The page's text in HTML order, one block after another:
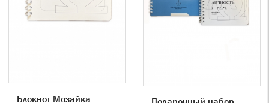
Блокнот Мозайка